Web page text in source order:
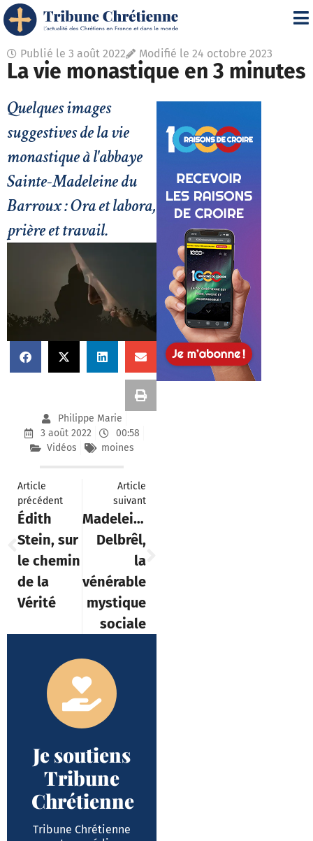
Publié le 3 août 2022 Modifié le 24 octobre 2023
La vie monastique en 3 minutes
Quelques images
suggestives de la vie
monastique à l'abbaye
Sainte-Madeleine du
Barroux : Ora et labora,
prière et travail.
Philippe Marie
3 août 2022
00:58
Vidéos
moines
Article
précédent
Édith
Stein, sur
le chemin
de la
Vérité
Article
suivant
Madeleine
Delbrêl,
la
vénérable
mystique
sociale
Je soutiens
Tribune
Chrétienne
Tribune Chrétienne